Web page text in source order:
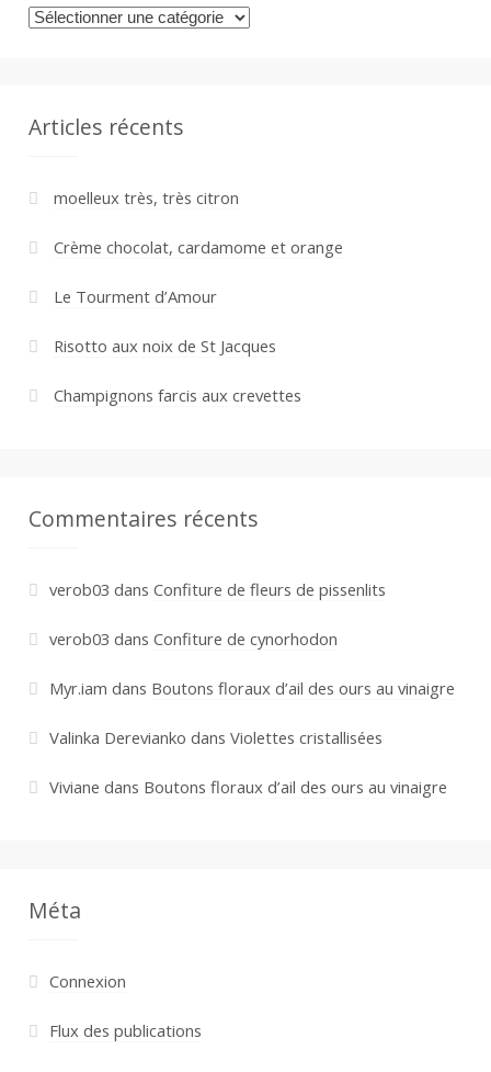
Catégories
Articles récents
moelleux très, très citron
Crème chocolat, cardamome et orange
Le Tourment d’Amour
Risotto aux noix de St Jacques
Champignons farcis aux crevettes
Commentaires récents
verob03 dans Confiture de fleurs de pissenlits
verob03 dans Confiture de cynorhodon
Myr.iam dans Boutons floraux d’ail des ours au vinaigre
Valinka Derevianko dans Violettes cristallisées
Viviane dans Boutons floraux d’ail des ours au vinaigre
Méta
Connexion
Flux des publications